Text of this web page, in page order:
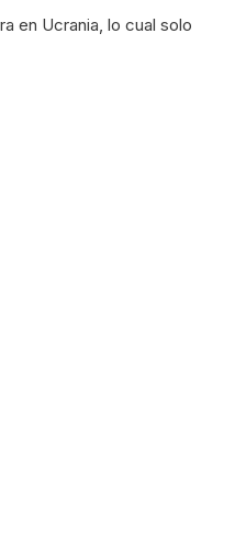
en Ucrania, lo cual solo